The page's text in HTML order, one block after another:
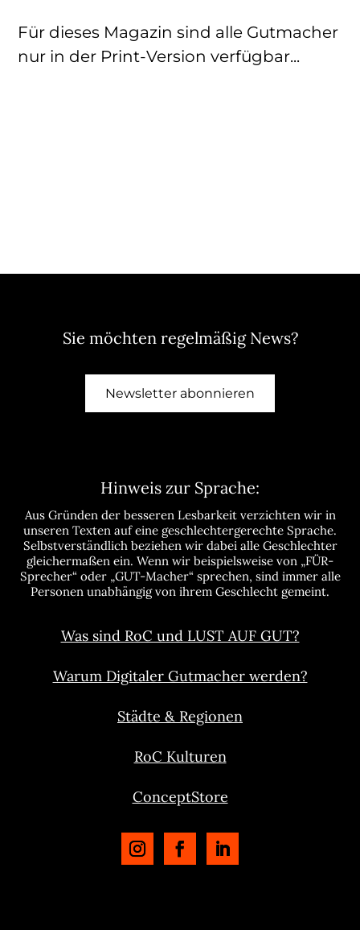
Für dieses Magazin sind alle Gutmacher
nur in der Print-Version verfügbar...
Sie möchten regelmäßig News?
Newsletter abonnieren
Hinweis zur Sprache:
Aus Gründen der besseren Lesbarkeit verzichten wir in
unseren Texten auf eine geschlechtergerechte Sprache.
Selbstverständlich beziehen wir dabei alle Geschlechter
gleichermaßen ein. Wenn wir beispielsweise von „FÜR-
Sprecher“ oder „GUT-Macher“ sprechen, sind immer alle
Personen unabhängig von ihrem Geschlecht gemeint.
Was sind RoC und LUST AUF GUT?
Warum Digitaler Gutmacher werden?
Städte & Regionen
RoC Kulturen
ConceptStore